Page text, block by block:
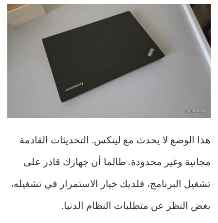
هذا الوضع لا يحدث مع لينكس. التحديثات القادمة
مجانية وغير محدودة. طالما أن جهازك قادر على
تشغيل البرنامج، فلديك خيار الاستمرار في تشغيله،
بغض النظر عن متطلبات النظام الدنيا.